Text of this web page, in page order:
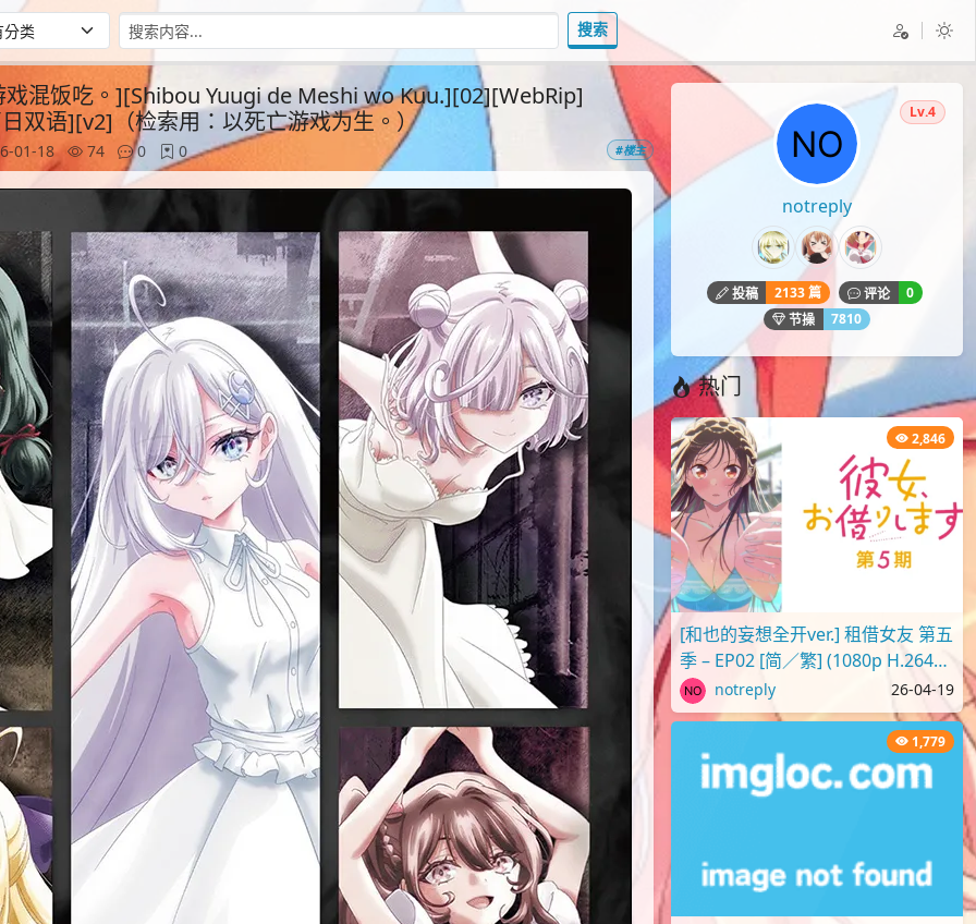
搜索
混饭吃。][Shibou Yuugi de Meshi wo Kuu.][02][WebRip]
双语][v2]（检索用：以死亡游戏为生。）
01-18 74 0 0 #楼主
notreply
Lv.4
投稿 2133 篇 评论
0
节操
7810
热门
2,846
[和也的妄想全开ver.] 租借女友 第五
季 – EP02 [简／繁] (1080p H.264
AAC SRTx2) {出租女友 | 彼..
notreply 26-04-19
1,779